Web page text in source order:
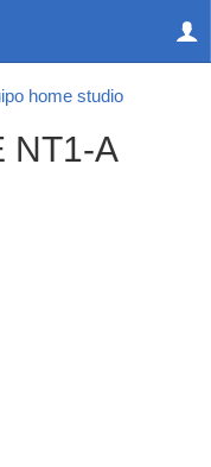
home studio
NT1-A